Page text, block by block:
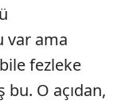
var ama
fezleke
O açıdan,